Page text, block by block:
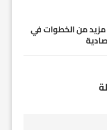
مزيد من الخطوات في